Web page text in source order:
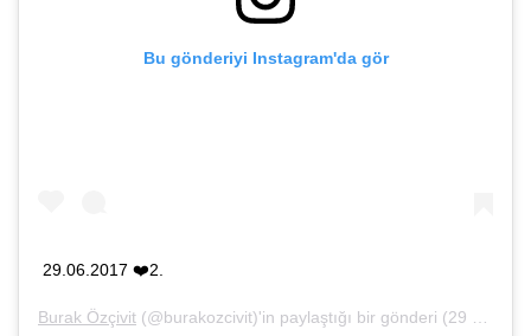
Bu gönderiyi Instagram'da gör
29.06.2017 ❤️2.
Burak Özçivit (@burakozcivit)'in paylaştığı bir gönderi (29 Haz, 2019, 6:54öö PDT